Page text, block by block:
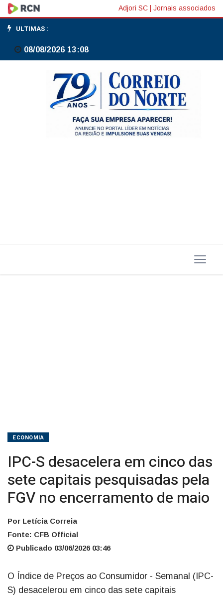
IPC-
S
desacelera
no
Adjori SC Jornais associados
ULTIMAS :
08/08/2026 13:08
ECONOMIA
IPC-S desacelera em cinco das
sete capitais pesquisadas pela
FGV no encerramento de maio
Por Letícia Correia
Fonte: CFB Official
Publicado 03/06/2026 03:46
O Índice de Preços ao Consumidor - Semanal (IPC-
S) desacelerou em cinco das sete capitais